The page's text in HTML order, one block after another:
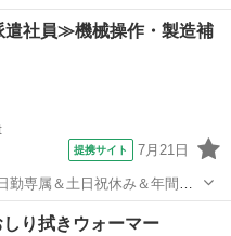
社員≫機械操作・製造補
提携サイト 7月21日
専属＆土日祝休み＆年間休
ー通勤OK＆無料駐車場あり
城県常陸大宮市》 人気の
他
しり拭きウォーマー